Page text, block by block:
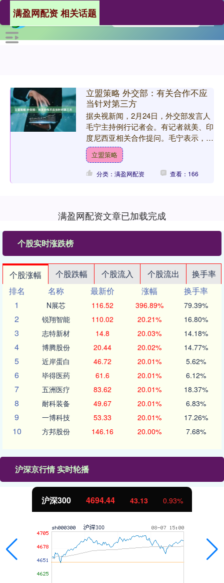
满盈网配资 相关话题
立盟策略 外交部：有关合作不应
当针对第三方
据央视新闻，2月24日，外交部发言人
毛宁主持例行记者会。有记者就美、印
度尼西亚相关合作提问。毛宁表示，中
方一贯主张各国开展互利共赢的经贸合
作，有关合作不应当针对....
立盟策略
分类：满盈网配资 查看：166
满盈网配资文章已加载完成
个股实时涨跌榜
个股涨幅 个股跌幅 个股流入 个股流出
换手率
排名
名称 最新价 涨幅
换手率
1
N展芯 116.52 396.89% 79.39%
2 锐翔智能 110.02 20.21% 16.80%
3 志特新材 14.8 20.03% 14.18%
4 博腾股份 20.44 20.02% 14.77%
5 近岸蛋白 46.72 20.01% 5.62%
6 毕得医药 61.6 20.01% 6.12%
7 五洲医疗 83.62 20.01% 18.37%
8 耐科装备 49.67 20.01% 6.83%
9 一博科技 53.33 20.01% 17.26%
10 方邦股份 146.16 20.00% 7.68%
沪深京行情 实时轮播
沪深300 4694.44 43.13 0.93%